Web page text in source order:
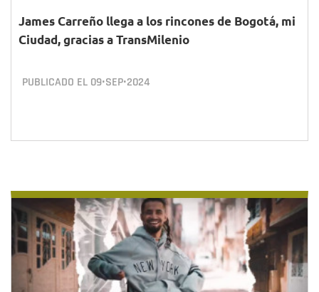
James Carreño llega a los rincones de Bogotá, mi
Ciudad, gracias a TransMilenio
PUBLICADO EL 09•SEP•2024